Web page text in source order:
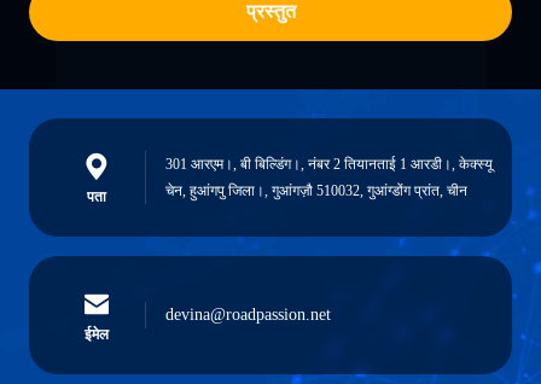
प्रस्तुत
पता
301 आरएम।, बी बिल्डिंग।, नंबर 2 तियानताई 1 आरडी।, केक्स्यू
चेन, हुआंगपु जिला।, गुआंगज़ौ 510032, गुआंग्डोंग प्रांत, चीन
ईमेल
devina@roadpassion.net